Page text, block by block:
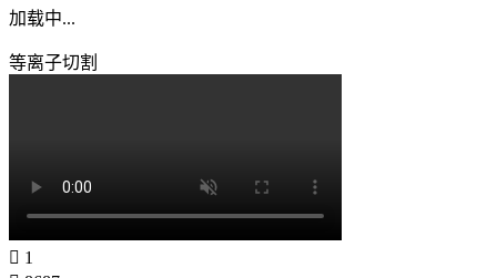
加载中...
等离子切割
1